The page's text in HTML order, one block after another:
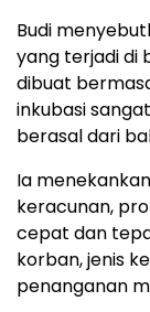
Budi
yang terjadi di
dibuat
inkubasi
berasal dari
Ia
keracunan,
cepat dan
korban, jenis
penanganan